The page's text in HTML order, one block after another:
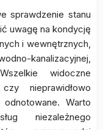
sprawdzenie stanu
uwagę na kondycję
i wewnętrznych,
kanalizacyjnej,
widoczne
nieprawidłowo
Warto
niezależnego